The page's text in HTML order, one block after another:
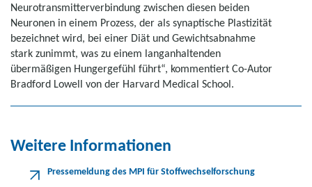
Neurotransmitterverbindung zwischen diesen beiden
Neuronen in einem Prozess, der als synaptische Plastizität
bezeichnet wird, bei einer Diät und Gewichtsabnahme
stark zunimmt, was zu einem langanhaltenden
übermäßigen Hungergefühl führt“, kommentiert Co-Autor
Bradford Lowell von der Harvard Medical School.
Weitere Informationen
Pressemeldung des MPI für Stoffwechselforschung